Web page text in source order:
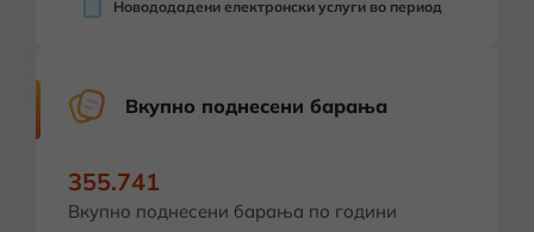
Новододадени електронски услуги во период
Вкупно поднесени барања
355.741
Вкупно поднесени барања по години